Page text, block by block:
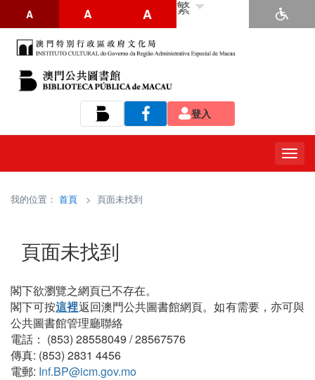
A A A 繁
登入
我的位置： 首頁 > 頁面未找到
頁面未找到
閣下欲瀏覽之網頁已不存在。
閣下可按這裡返回澳門公共圖書館網頁。如有需要，亦可與
公共圖書館管理廳聯絡
電話： (853) 28558049 / 28567576
傳真: (853) 2831 4456
電郵: Inf.BP@icm.gov.mo